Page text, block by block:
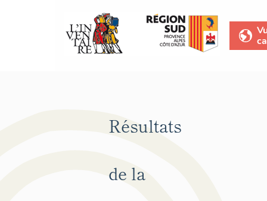
Résultats
de la